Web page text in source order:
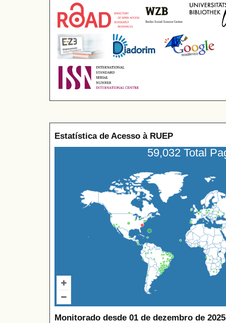
Estatística de Acesso à RUEP
59,032 Total
Monitorado desde 01 de dezembro de